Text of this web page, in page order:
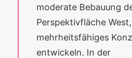
moderate Bebauung
Perspektivfläche West,
mehrheitsfähiges
entwickeln. In der